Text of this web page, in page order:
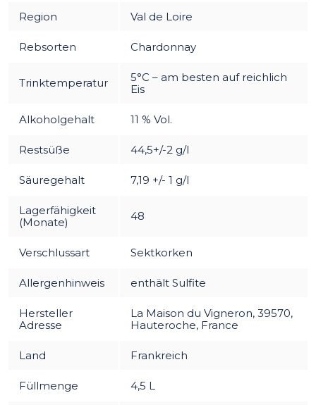
Region Val de Loire
Rebsorten Chardonnay
Trinktemperatur
5°C – am besten auf reichlich
Eis
Alkoholgehalt 11 % Vol.
Restsüße 44,5+/-2 g/l
Säuregehalt 7,19 +/- 1 g/l
Lagerfähigkeit
(Monate)
48
Verschlussart Sektkorken
Allergenhinweis enthält Sulfite
Hersteller
Adresse
La Maison du Vigneron, 39570,
Hauteroche, France
Land Frankreich
Füllmenge 4,5 L